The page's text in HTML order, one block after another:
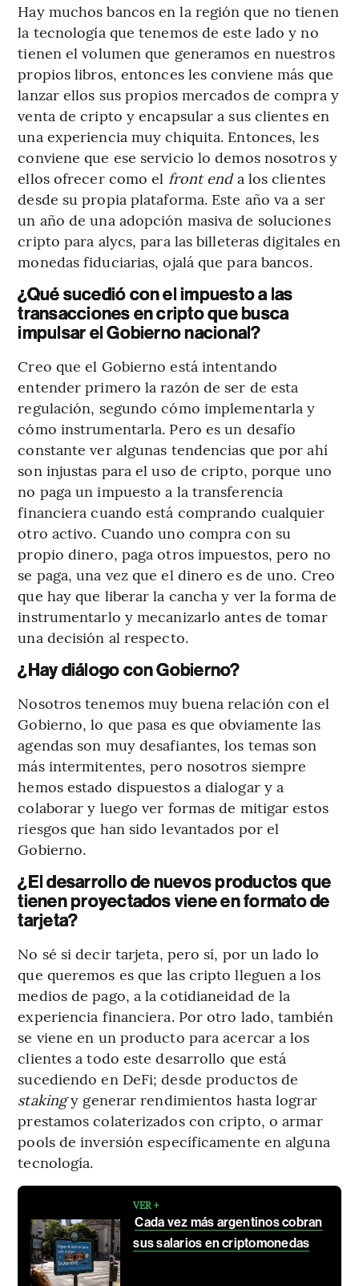
Hay muchos bancos en la región que no tienen
la tecnología que tenemos de este lado y no
tienen el volumen que generamos en nuestros
propios libros, entonces les conviene más que
lanzar ellos sus propios mercados de compra y
venta de cripto y encapsular a sus clientes en
una experiencia muy chiquita. Entonces, les
conviene que ese servicio lo demos nosotros y
ellos ofrecer como el front enda los clientes
desde su propia plataforma. Este año va a ser
un año de una adopción masiva de soluciones
cripto para alycs, para las billeteras digitales en
monedas fiduciarias, ojalá que para bancos.
¿Qué sucedió con el impuesto a las
transacciones en cripto que busca
impulsar el Gobierno nacional?
Creo que el Gobierno está intentando
entender primero la razón de ser de esta
regulación, segundo cómo implementarla y
cómo instrumentarla. Pero es un desafío
constante ver algunas tendencias que por ahí
son injustas para el uso de cripto, porque uno
no paga un impuesto a la transferencia
financiera cuando está comprando cualquier
otro activo. Cuando uno compra con su
propio dinero, paga otros impuestos, pero no
se paga, una vez que el dinero es de uno. Creo
que hay que liberar la cancha y ver la forma de
instrumentarlo y mecanizarlo antes de tomar
una decisión al respecto.
¿Hay diálogo con Gobierno?
Nosotros tenemos muy buena relación con el
Gobierno, lo que pasa es que obviamente las
agendas son muy desafiantes, los temas son
más intermitentes, pero nosotros siempre
hemos estado dispuestos a dialogar y a
colaborar y luego ver formas de mitigar estos
riesgos que han sido levantados por el
Gobierno.
¿El desarrollo de nuevos productos que
tienen proyectados viene en formato de
tarjeta?
No sé si decir tarjeta, pero sí, por un lado lo
que queremos es que las cripto lleguen a los
medios de pago, a la cotidianeidad de la
experiencia financiera. Por otro lado, también
se viene en un producto para acercar a los
clientes a todo este desarrollo que está
sucediendo en DeFi; desde productos de
stakingy generar rendimientos hasta lograr
prestamos colaterizados con cripto, o armar
pools de inversión específicamente en alguna
tecnología.
VER +
Cada vez más argentinos cobran
sus salarios en criptomonedas